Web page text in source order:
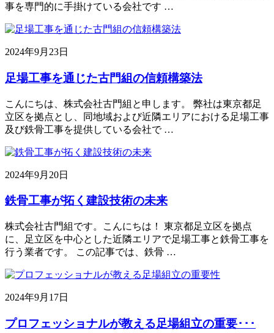
事を専門的に手掛けている会社です …
2024年9月23日
足場工事を通じた古門組の信頼構築法
こんにちは、株式会社古門組と申します。 弊社は東京都足
立区を拠点とし、同地域および近隣エリアにおける足場工事
及び鉄骨工事を提供している会社で …
2024年9月20日
鉄骨工事が拓く建設技術の未来
株式会社古門組です。こんにちは！ 東京都足立区を拠点
に、足立区を中心とした近隣エリアで足場工事と鉄骨工事を
行う業者です。 この記事では、鉄骨 …
2024年9月17日
プロフェッショナルが教える足場組立の重要･･･